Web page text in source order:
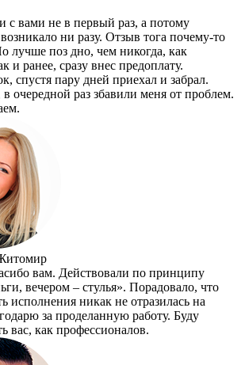
с вами не в первый раз, а потому
ни разу. Отзыв тога почему-то
лучше поз дно, чем никогда, как
и ранее, сразу внес предоплату.
спустя пару дней приехал и забрал.
очередной раз збавили меня от проблем.
вам. Действовали по принципу
вечером – стулья». Порадовало, что
исполнения никак не отразилась на
за проделанную работу. Буду
вас, как профессионалов.